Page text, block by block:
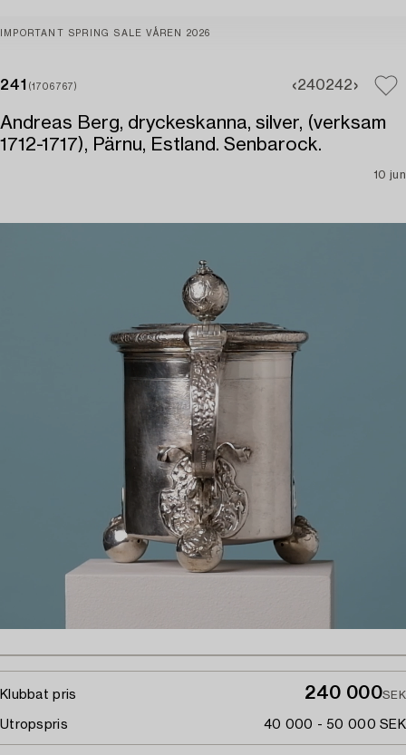
IMPORTANT SPRING SALE VÅREN 2026
241 (1706767) 240242
Andreas Berg, dryckeskanna, silver, (verksam
1712-1717), Pärnu, Estland. Senbarock.
10 jun
Klubbat pris 240 000SEK
Utropspris 40 000 - 50 000 SEK